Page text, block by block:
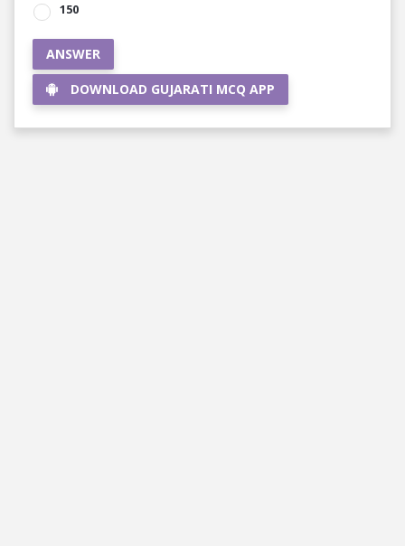
150
ANSWER
DOWNLOAD GUJARATI MCQ APP